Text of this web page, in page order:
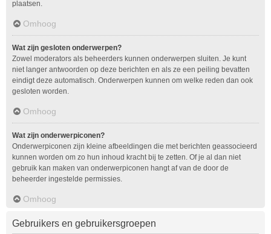
plaatsen.
Omhoog
Wat zijn gesloten onderwerpen?
Zowel moderators als beheerders kunnen onderwerpen sluiten. Je kunt
niet langer antwoorden op deze berichten en als ze een peiling bevatten
eindigt deze automatisch. Onderwerpen kunnen om welke reden dan ook
gesloten worden.
Omhoog
Wat zijn onderwerpiconen?
Onderwerpiconen zijn kleine afbeeldingen die met berichten geassocieerd
kunnen worden om zo hun inhoud kracht bij te zetten. Of je al dan niet
gebruik kan maken van onderwerpiconen hangt af van de door de
beheerder ingestelde permissies.
Omhoog
Gebruikers en gebruikersgroepen